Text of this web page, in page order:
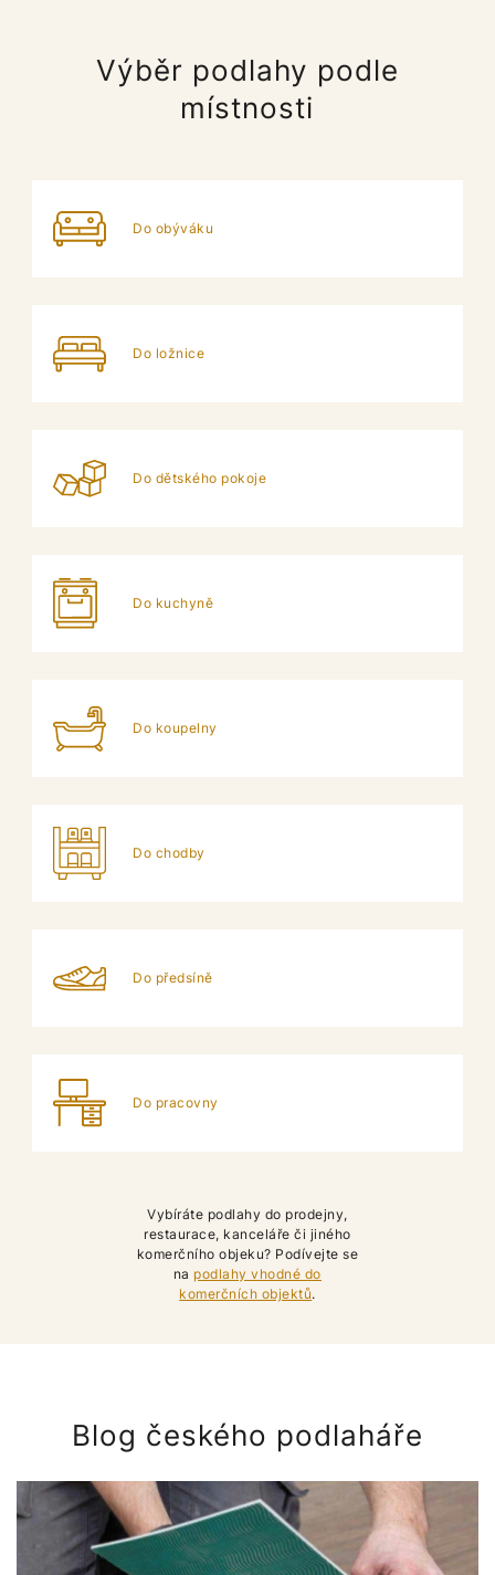
Výběr podlahy podle
místnosti
Do obýváku
Do ložnice
Do dětského pokoje
Do kuchyně
Do koupelny
Do chodby
Do předsíně
Do pracovny
Vybíráte podlahy do prodejny,
restaurace, kanceláře či jiného
komerčního objeku? Podívejte se
na podlahy vhodné do
komerčních objektů.
Blog českého podlaháře